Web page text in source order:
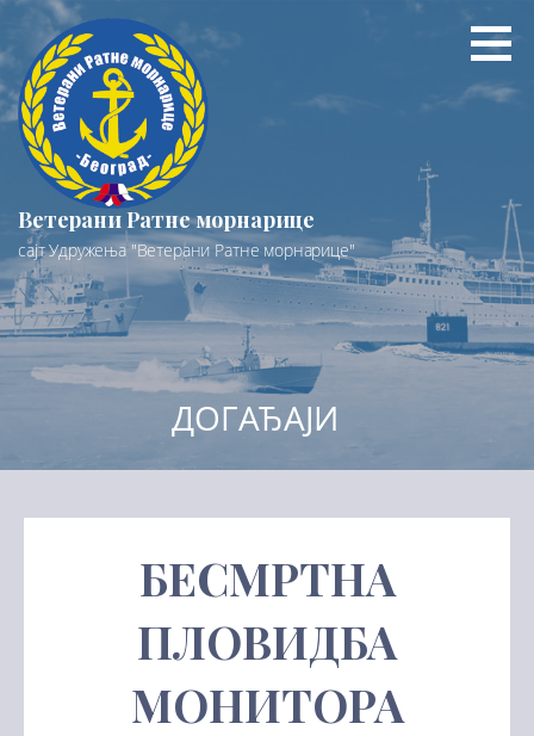
Preskoči
sadržaj
Ветерани Ратне морнарице
сајт Удружења "Ветерани Ратне морнарице"
ДОГАЂАЈИ
БЕСМРТНА
ПЛОВИДБА
МОНИТОРА